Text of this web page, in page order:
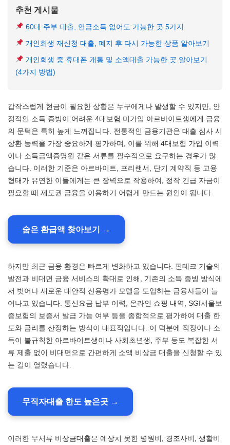
추천 게시물
60대 주부 대출, 연금소득 없어도 가능한 곳 5가지
개인회생 재신청 대출, 폐지 후 다시 가능한 상품 알아보기
개인회생 중 휴대폰 개통 및 소액대출 가능한 곳 알아보기
(4가지 방법)
갑작스럽게 현금이 필요한 상황은 누구에게나 발생할 수 있지만, 안
정적인 소득 증빙이 어려운 4대보험 미가입 아르바이트생에게 금융
의 문턱은 특히 높게 느껴집니다. 전통적인 금융기관은 대출 심사 시
상환 능력을 가장 중요하게 평가하며, 이를 위해 4대보험 가입 이력
이나 소득금액증명원 같은 서류를 필수적으로 요구하는 경우가 많
습니다. 이러한 기준은 아르바이트, 프리랜서, 단기 계약직 등 고용
형태가 유연한 이들에게는 큰 장벽으로 작용하여, 정작 긴급 자금이
필요할 때 제도권 금융을 이용하기 어렵게 만드는 원인이 됩니다.
숨은 환급액 찾아보기 →
하지만 최근 금융 환경은 빠르게 변화하고 있습니다. 핀테크 기술의
발전과 비대면 금융 서비스의 확대로 인해, 기존의 소득 증빙 방식에
서 벗어나 새로운 대안적 신용평가 모델을 도입하는 금융사들이 늘
어나고 있습니다. 통신요금 납부 이력, 온라인 쇼핑 내역, SGI서울보
증보험의 보증서 발급 가능 여부 등을 종합적으로 평가하여 대출 한
도와 금리를 산정하는 방식이 대표적입니다. 이 덕분에 직장이나 소
득이 불규칙한 아르바이트생이나 사회초년생, 주부 등도 복잡한 서
류 제출 없이 비대면으로 간편하게 소액 비상금 대출을 신청할 수 있
는 길이 열렸습니다.
무직자대출 한도 높은곳 →
이러한 무서류 비상금대출은 예상치 못한 병원비, 경조사비, 생활비